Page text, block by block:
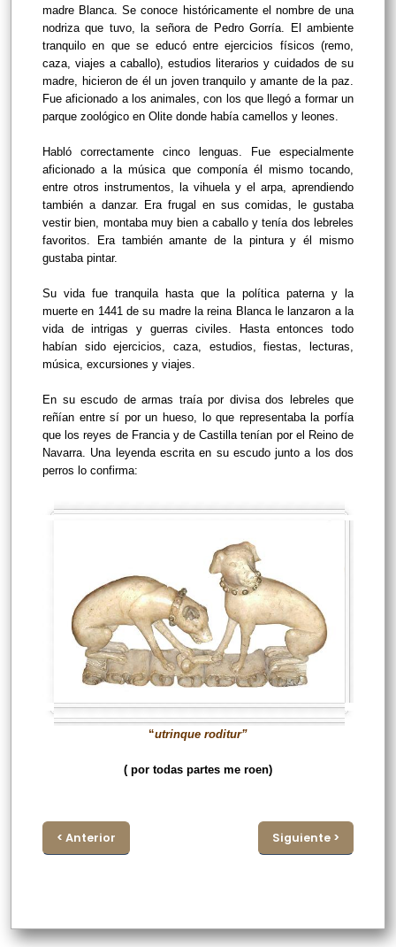
madre Blanca. Se conoce históricamente el nombre de una
nodriza que tuvo, la señora de Pedro Gorría. El ambiente
tranquilo en que se educó entre ejercicios físicos (remo,
caza, viajes a caballo), estudios literarios y cuidados de su
madre, hicieron de él un joven tranquilo y amante de la paz.
Fue aficionado a los animales, con los que llegó a formar un
parque zoológico en Olite donde había camellos y leones.
Habló correctamente cinco lenguas. Fue especialmente
aficionado a la música que componía él mismo tocando,
entre otros instrumentos, la vihuela y el arpa, aprendiendo
también a danzar. Era frugal en sus comidas, le gustaba
vestir bien, montaba muy bien a caballo y tenía dos lebreles
favoritos. Era también amante de la pintura y él mismo
gustaba pintar.
Su vida fue tranquila hasta que la política paterna y la
muerte en 1441 de su madre la reina Blanca le lanzaron a la
vida de intrigas y guerras civiles. Hasta entonces todo
habían sido ejercicios, caza, estudios, fiestas, lecturas,
música, excursiones y viajes.
En su escudo de armas traía por divisa dos lebreles que
reñían entre sí por un hueso, lo que representaba la porfía
que los reyes de Francia y de Castilla tenían por el Reino de
Navarra. Una leyenda escrita en su escudo junto a los dos
perros lo confirma:
“utrinque roditur”
( por todas partes me roen)
< Anterior Siguiente >